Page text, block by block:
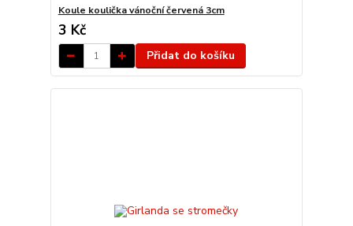
Koule koulička vánoční červená 3cm
3 Kč
Přidat do košíku